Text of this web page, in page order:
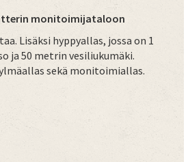
monitoimijataloon
Lisäksi hyppyallas, jossa on 1
ja 50 metrin vesiliukumäki.
sekä monitoimiallas.